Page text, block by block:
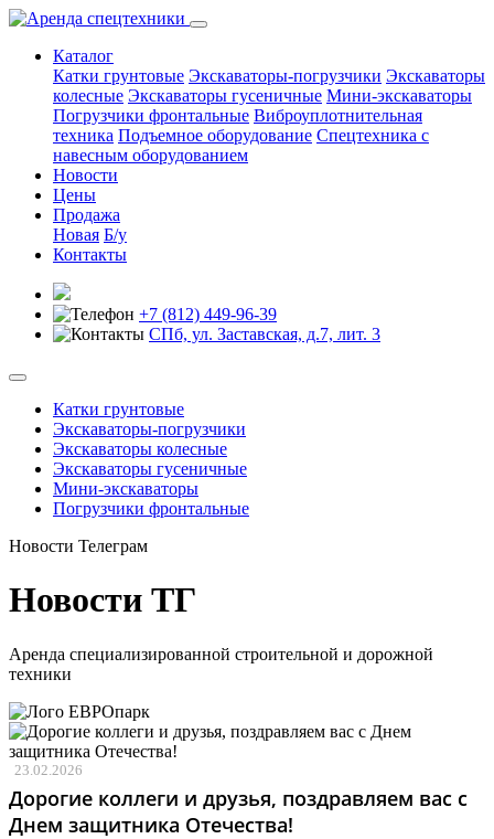
Каталог
Катки грунтовые Экскаваторы-погрузчики Экскаваторы
колесные Экскаваторы гусеничные Мини-экскаваторы
Погрузчики фронтальные Виброуплотнительная
техника Подъемное оборудование Спецтехника с
навесным оборудованием
Новости
Цены
Продажа
Новая Б/у
Контакты
+7 (812) 449-96-39
СПб, ул. Заставская, д.7, лит. 3
Катки грунтовые
Экскаваторы-погрузчики
Экскаваторы колесные
Экскаваторы гусеничные
Мини-экскаваторы
Погрузчики фронтальные
Новости Телеграм
Новости ТГ
Аренда специализированной строительной и дорожной
техники
23.02.2026
Дорогие коллеги и друзья, поздравляем вас с
Днем защитника Отечества!